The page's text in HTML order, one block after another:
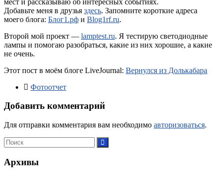
Добавьте меня в друзья здесь. Запомните короткие адреса
моего блога: Блог1.рф и Blog1rf.ru.
Второй мой проект — lamptest.ru. Я тестирую светодиодные
лампы и помогаю разобраться, какие из них хорошие, а какие
не очень.
Этот пост в моём блоге LiveJournal: Вернулся из Долькабара
Фотоотчет
Добавить комментарий
Для отправки комментария вам необходимо авторизоваться.
Архивы